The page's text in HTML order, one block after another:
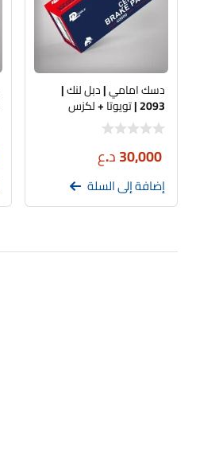
دسك امامي | دبل لنك |
2093 | تويوتا + لكزس
30,000د.ع
إضافة إلى السلة